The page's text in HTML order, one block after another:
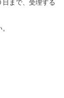
日まで、受理する